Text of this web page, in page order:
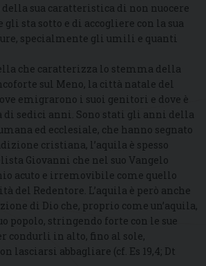
sua caratteristica di non nuocere
gli sta sotto e di accogliere con la sua
specialmente gli umili e quanti
che caratterizza lo stemma della
sul Meno, la città natale del
emigrarono i suoi genitori e dove è
di sedici anni. Sono stati gli anni della
ed ecclesiale, che hanno segnato
cristiana, l’aquila è spesso
Giovanni che nel suo Vangelo
acuto e irremovibile come quello
del Redentore. L’aquila è però anche
di Dio che, proprio come un’aquila,
popolo, stringendo forte con le sue
condurli in alto, fino al sole,
lasciarsi abbagliare (cf. Es 19,4; Dt